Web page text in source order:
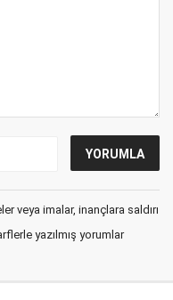
veya imalar, inançlara saldırı
yazılmış yorumlar